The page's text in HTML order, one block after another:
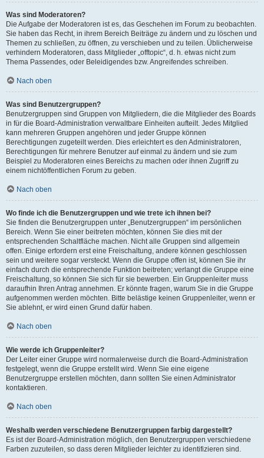
Was sind Moderatoren?
Die Aufgabe der Moderatoren ist es, das Geschehen im Forum zu beobachten.
Sie haben das Recht, in ihrem Bereich Beiträge zu ändern und zu löschen und
Themen zu schließen, zu öffnen, zu verschieben und zu teilen. Üblicherweise
verhindern Moderatoren, dass Mitglieder „offtopic“, d. h. etwas nicht zum
Thema Passendes, oder Beleidigendes bzw. Angreifendes schreiben.
Nach oben
Was sind Benutzergruppen?
Benutzergruppen sind Gruppen von Mitgliedern, die die Mitglieder des Boards
in für die Board-Administration verwaltbare Einheiten aufteilt. Jedes Mitglied
kann mehreren Gruppen angehören und jeder Gruppe können
Berechtigungen zugeteilt werden. Dies erleichtert es den Administratoren,
Berechtigungen für mehrere Benutzer auf einmal zu ändern und sie zum
Beispiel zu Moderatoren eines Bereichs zu machen oder ihnen Zugriff zu
einem nichtöffentlichen Forum zu geben.
Nach oben
Wo finde ich die Benutzergruppen und wie trete ich ihnen bei?
Sie finden die Benutzergruppen unter „Benutzergruppen“ im persönlichen
Bereich. Wenn Sie einer beitreten möchten, können Sie dies mit der
entsprechenden Schaltfläche machen. Nicht alle Gruppen sind allgemein
offen. Einige erfordern erst eine Freischaltung, andere können geschlossen
sein und weitere sogar versteckt. Wenn die Gruppe offen ist, können Sie ihr
einfach durch die entsprechende Funktion beitreten; verlangt die Gruppe eine
Freischaltung, so können Sie sich für sie bewerben. Ein Gruppenleiter muss
daraufhin Ihren Antrag annehmen. Er könnte fragen, warum Sie in die Gruppe
aufgenommen werden möchten. Bitte belästige keinen Gruppenleiter, wenn er
Sie ablehnt, er wird einen Grund dafür haben.
Nach oben
Wie werde ich Gruppenleiter?
Der Leiter einer Gruppe wird normalerweise durch die Board-Administration
festgelegt, wenn die Gruppe erstellt wird. Wenn Sie eine eigene
Benutzergruppe erstellen möchten, dann sollten Sie einen Administrator
kontaktieren.
Nach oben
Weshalb werden verschiedene Benutzergruppen farbig dargestellt?
Es ist der Board-Administration möglich, den Benutzergruppen verschiedene
Farben zuzuteilen, so dass deren Mitglieder leichter zu identifizieren sind.